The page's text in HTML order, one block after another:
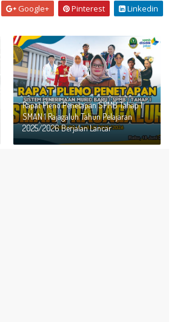
Google+ Pinterest Linkedin
Rapat Pleno Penetapan SPMB Tahap 1
SMAN 1 Rajagaluh Tahun Pelajaran
2025/2026 Berjalan Lancar